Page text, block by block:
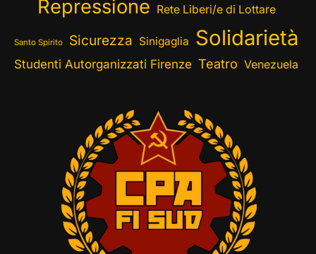
Repressione Rete Liberi/e di Lottare
Santo Spirito Sicurezza Sinigaglia Solidarietà
Studenti Autorganizzati Firenze Teatro Venezuela